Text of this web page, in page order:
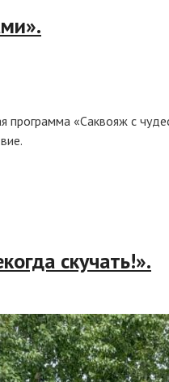
«Саквояж с
скучать!».